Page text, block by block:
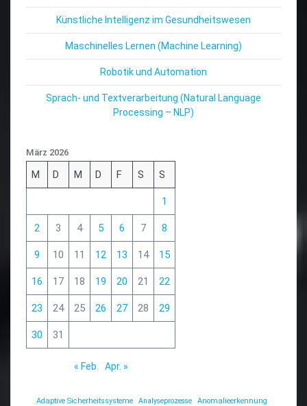
Künstliche Intelligenz im Gesundheitswesen
Maschinelles Lernen (Machine Learning)
Robotik und Automation
Sprach- und Textverarbeitung (Natural Language
Processing – NLP)
März 2026
M D M D F S S
1
2 3 4 5 6 7 8
9 10 11 12 13 14 15
16 17 18 19 20 21 22
23 24 25 26 27 28 29
30 31
« Feb. Apr. »
Adaptive Sicherheitssysteme Analyseprozesse
Anomalieerkennung